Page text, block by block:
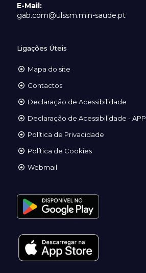
E-Mail:
gab.com@ulssm.min-saude.pt
Ligações Úteis
Mapa do site
Contactos
Declaração de Acessibilidade
Declaração de Acessibilidade - APP
Política de Privacidade
Política de Cookies
Webmail